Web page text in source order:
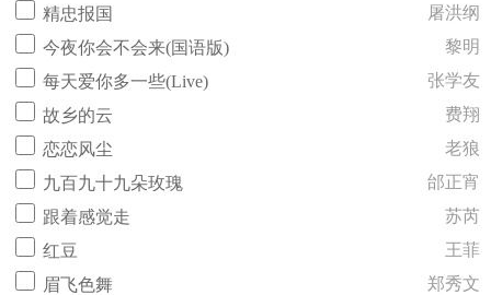
精忠报国
屠洪纲
今夜你会不会来(国语版)
黎明
每天爱你多一些(Live)
张学友
故乡的云
费翔
恋恋风尘
老狼
九百九十九朵玫瑰
邰正宵
跟着感觉走
苏芮
红豆
王菲
眉飞色舞
郑秀文